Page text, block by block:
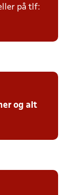
på tlf:
og alt